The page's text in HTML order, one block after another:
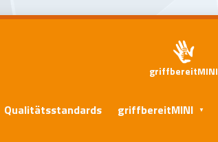
griffbereitMINI
Qualitätsstandards griffbereitMINI